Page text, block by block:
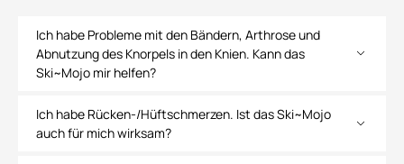
Ich habe Probleme mit den Bändern, Arthrose und
Abnutzung des Knorpels in den Knien. Kann das
Ski~Mojo mir helfen?
Ich habe Rücken-/Hüftschmerzen. Ist das Ski~Mojo
auch für mich wirksam?